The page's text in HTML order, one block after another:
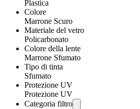
Plastica
Colore
Marrone Scuro
Materiale del vetro
Policarbonato
Colore della lente
Marrone Sfumato
Tipo di tinta
Sfumato
Protezione UV
Protezione UV
Categoria filtro